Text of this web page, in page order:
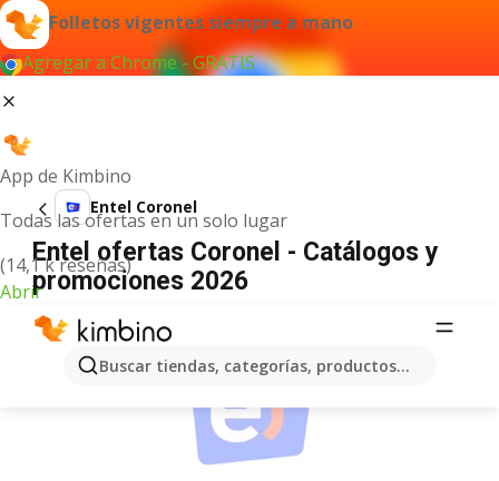
Folletos vigentes siempre a mano
Agregar a Chrome - GRATIS
App de Kimbino
Todas las ofertas en un solo lugar
(14,1 k reseñas)
Abrir
Buscar tiendas, categorías, productos...
Entel Coronel
Entel ofertas Coronel - Catálogos y
promociones 2026